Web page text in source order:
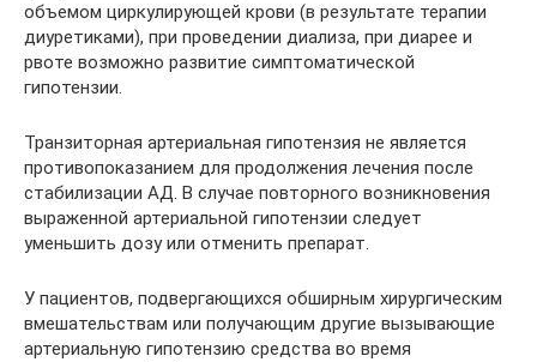
объемом циркулирующей крови (в результате терапии
диуретиками), при проведении диализа, при диарее и
рвоте возможно развитие симптоматической
гипотензии.
Транзиторная артериальная гипотензия не является
противопоказанием для продолжения лечения после
стабилизации АД. В случае повторного возникновения
выраженной артериальной гипотензии следует
уменьшить дозу или отменить препарат.
У пациентов, подвергающихся обширным хирургическим
вмешательствам или получающим другие вызывающие
артериальную гипотензию средства во время